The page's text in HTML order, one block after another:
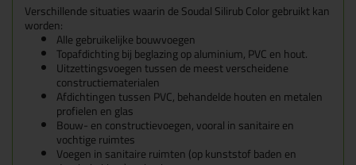
Verschillende situaties waarin de Soudal Silirub Color gebruikt kan
worden:
Alle gebruikelijke bouwvoegen
Topafdichting bij beglazing op aluminium, PVC en hout.
Uitzettingsvoegen tussen de meest verscheidene
constructiematerialen
Afdichtingen tussen PVC, behandelde houten en metalen
profielen en glas
Bouw- en constructievoegen, vooral in sanitaire en
vochtige ruimtes
Voegen in sanitaire ruimten (op kunststof baden en